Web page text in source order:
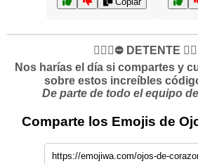
✋🏻🛑⛔️ DETENTE
Nos harías el día si compartes y
sobre estos increíbles
De parte de todo el equipo
Comparte los Emojis de